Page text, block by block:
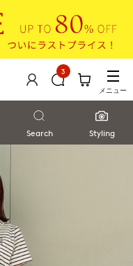
3
メニュー
Search Styling